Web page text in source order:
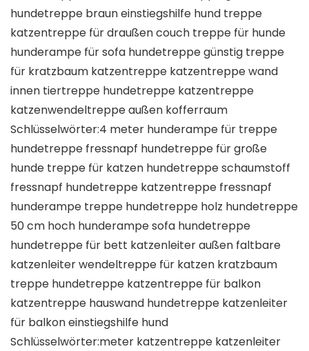
hundetreppe braun einstiegshilfe hund treppe
katzentreppe für draußen couch treppe für hunde
hunderampe für sofa hundetreppe günstig treppe
für kratzbaum katzentreppe katzentreppe wand
innen tiertreppe hundetreppe katzentreppe
katzenwendeltreppe außen kofferraum
Schlüsselwörter:4 meter hunderampe für treppe
hundetreppe fressnapf hundetreppe für große
hunde treppe für katzen hundetreppe schaumstoff
fressnapf hundetreppe katzentreppe fressnapf
hunderampe treppe hundetreppe holz hundetreppe
50 cm hoch hunderampe sofa hundetreppe
hundetreppe für bett katzenleiter außen faltbare
katzenleiter wendeltreppe für katzen kratzbaum
treppe hundetreppe katzentreppe für balkon
katzentreppe hauswand hundetreppe katzenleiter
für balkon einstiegshilfe hund
Schlüsselwörter:meter katzentreppe katzenleiter